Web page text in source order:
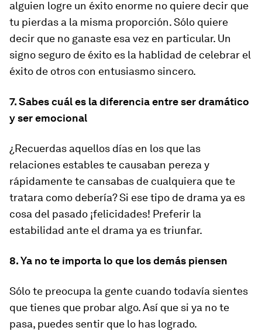
alguien logre un éxito enorme no quiere decir que
tu pierdas a la misma proporción. Sólo quiere
decir que no ganaste esa vez en particular. Un
signo seguro de éxito es la hablidad de celebrar el
éxito de otros con entusiasmo sincero.
7. Sabes cuál es la diferencia entre ser dramático
y ser emocional
¿Recuerdas aquellos días en los que las
relaciones estables te causaban pereza y
rápidamente te cansabas de cualquiera que te
tratara como debería? Si ese tipo de drama ya es
cosa del pasado ¡felicidades! Preferir la
estabilidad ante el drama ya es triunfar.
8. Ya no te importa lo que los demás piensen
Sólo te preocupa la gente cuando todavía sientes
que tienes que probar algo. Así que si ya no te
pasa, puedes sentir que lo has logrado.